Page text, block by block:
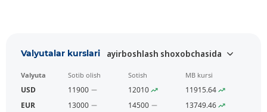
Valyutalar kurslari ayirboshlash shoxobchasida
Valyuta Sotib olish Sotish MB kursi
USD 11900 12010
11915.64
EUR
13000 14500
13749.46